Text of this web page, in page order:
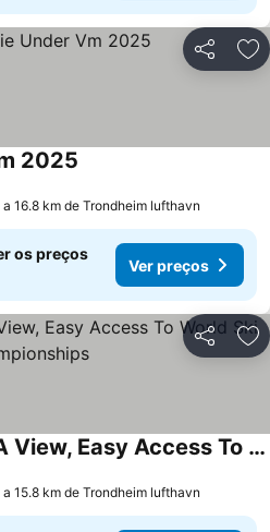
Partilhar
2025
a 16.8 km de Trondheim lufthavn
os preços
Ver preços
Partilhar
Modern Home With A View, Easy Access To World Ski Championships
a 15.8 km de Trondheim lufthavn